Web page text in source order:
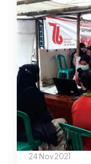
ASIH
KORBAN
LONGSOR
PAGENTAN
24 Nov 2021